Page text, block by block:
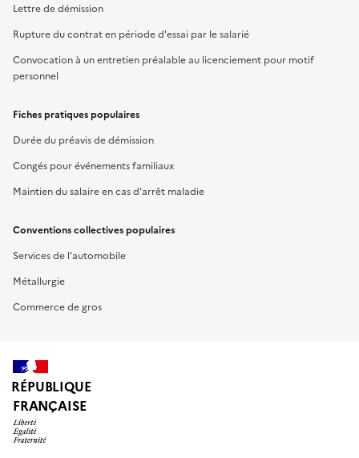
Lettre de démission
Rupture du contrat en période d'essai par le salarié
Convocation à un entretien préalable au licenciement pour motif
personnel
Fiches pratiques populaires
Durée du préavis de démission
Congés pour événements familiaux
Maintien du salaire en cas d'arrêt maladie
Conventions collectives populaires
Services de l'automobile
Métallurgie
Commerce de gros
RÉPUBLIQUE
FRANÇAISE